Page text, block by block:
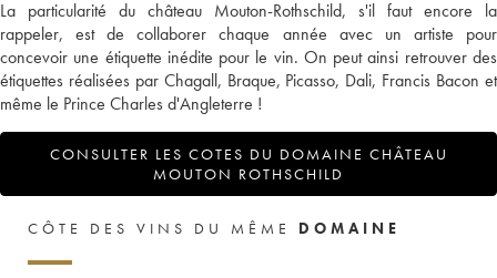
La particularité du château Mouton-Rothschild, s'il faut encore la
rappeler, est de collaborer chaque année avec un artiste pour
concevoir une étiquette inédite pour le vin. On peut ainsi retrouver des
étiquettes réalisées par Chagall, Braque, Picasso, Dali, Francis Bacon et
même le Prince Charles d'Angleterre !
CONSULTER LES COTES DU DOMAINE CHÂTEAU
MOUTON ROTHSCHILD
CÔTE DES VINS DU MÊME DOMAINE